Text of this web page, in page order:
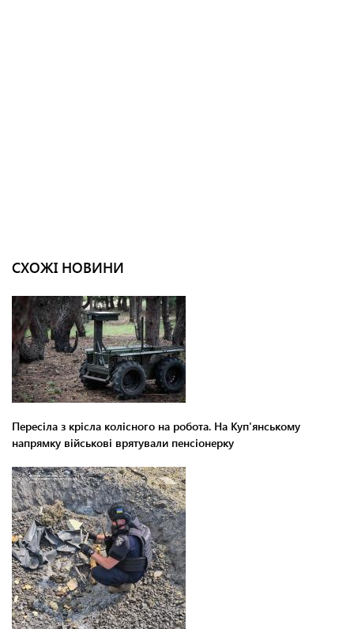
СХОЖІ НОВИНИ
Пересіла з крісла колісного на робота. На Куп'янському
напрямку військові врятували пенсіонерку